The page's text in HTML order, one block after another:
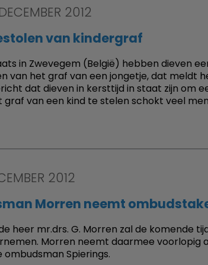
2012
van kindergraf
in Zwevegem (België) hebben dieven
van het graf van een jongetje, dat meldt
dat dieven in kersttijd in staat zijn om
van een kind te stelen schokt veel
2012
Morren neemt
heer mr.drs. G. Morren zal de komende
Morren neemt daarmee voorlopig
ombudsman Spierings.